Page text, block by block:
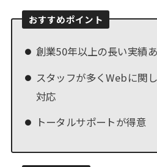
おすすめポイント
創業50年以上の長い実績
スタッフが多くWebに関
対応
トータルサポートが得意